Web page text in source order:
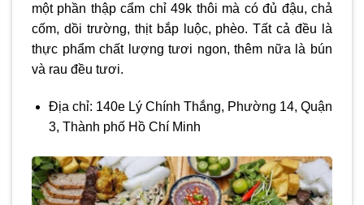
một phần thập cẩm chỉ 49k thôi mà có đủ đậu, chả
cốm, dồi trường, thịt bắp luộc, phèo. Tất cả đều là
thực phẩm chất lượng tươi ngon, thêm nữa là bún
và rau đều tươi.
Địa chỉ: 140e Lý Chính Thắng, Phường 14, Quận
3, Thành phố Hồ Chí Minh